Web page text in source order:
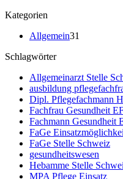
Kategorien
Allgemein31
Schlagwörter
Allgemeinarzt Stelle
ausbildung
Dipl. Pflegefachmann
Fachfrau Gesundheit
Fachmann Gesundheit
FaGe
FaGe Stelle Schweiz
gesundheitswesen
Hebamme Stelle
MPA Pflege Einsatz